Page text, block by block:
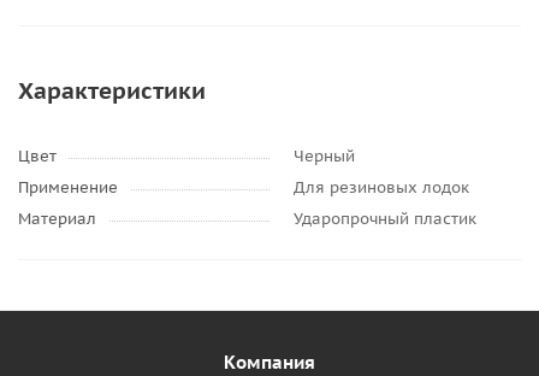
Характеристики
Цвет
Черный
Применение
Для резиновых лодок
Материал
Ударопрочный пластик
Компания